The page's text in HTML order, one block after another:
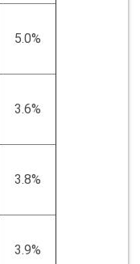
5.0%
3.6%
3.8%
3.9%